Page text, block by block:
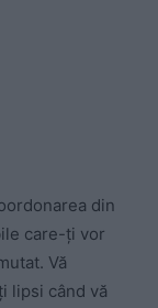
din
care-ți vor
Vă
lipsi când vă